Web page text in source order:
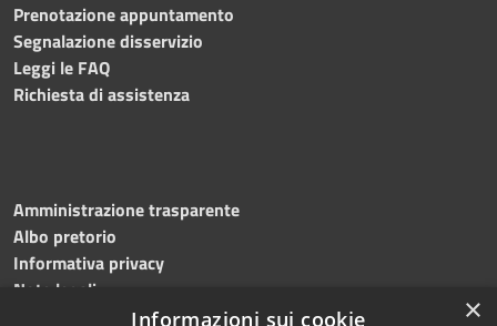
Prenotazione appuntamento
Segnalazione disservizio
Leggi le FAQ
Richiesta di assistenza
Amministrazione trasparente
Albo pretorio
Informativa privacy
Note legali
Dichiarazione di accessibilità
×
Informazioni sui cookie